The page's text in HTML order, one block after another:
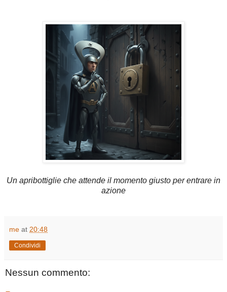
Un apribottiglie che attende il momento giusto per entrare in
azione
me at 20:48
Condividi
Nessun commento: